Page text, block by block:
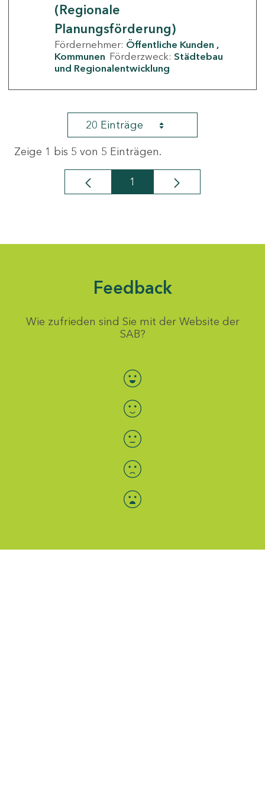
(Regionale
Planungsförderung)
Fördernehmer: Öffentliche Kunden
Kommunen Förderzweck: Städtebau
und Regionalentwicklung
20 Einträge
Zeige 1 bis 5 von 5 Einträgen.
Seite
1
Feedback
Wie zufrieden sind Sie mit der Website der
SAB?
Bewertung auswählen